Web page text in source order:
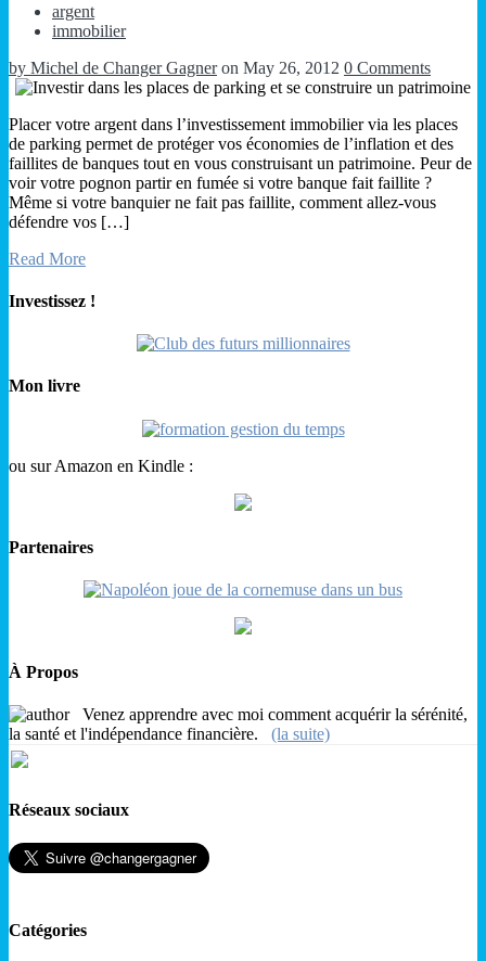
argent
immobilier
by Michel de Changer Gagner on May 26, 2012 0 Comments
Placer votre argent dans l’investissement immobilier via les places
de parking permet de protéger vos économies de l’inflation et des
faillites de banques tout en vous construisant un patrimoine. Peur de
voir votre pognon partir en fumée si votre banque fait faillite ?
Même si votre banquier ne fait pas faillite, comment allez-vous
défendre vos […]
Read More
Investissez !
Mon livre
ou sur Amazon en Kindle :
Partenaires
À Propos
Venez apprendre avec moi comment acquérir la sérénité,
la santé et l'indépendance financière. (la suite)
Réseaux sociaux
Catégories